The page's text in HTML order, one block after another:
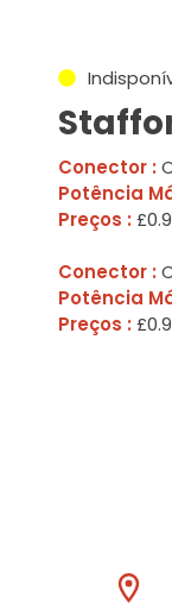
Conector :
Potência
Preços :
Conector :
Potência
Preços :